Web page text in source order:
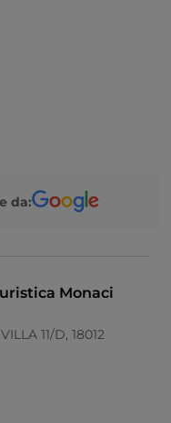
da:
Monaci
11/D, 18012